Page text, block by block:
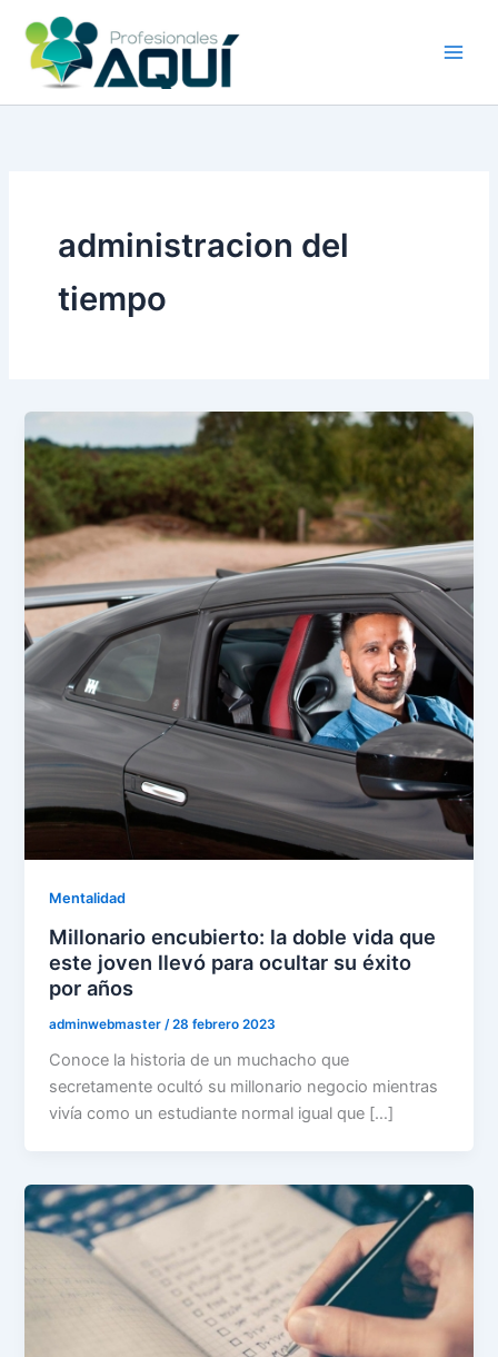
contenido
administracion del
tiempo
Mentalidad
Millonario encubierto: la doble vida que
este joven llevó para ocultar su éxito
por años
adminwebmaster /28 febrero 2023
Conoce la historia de un muchacho que
secretamente ocultó su millonario negocio mientras
vivía como un estudiante normal igual que […]